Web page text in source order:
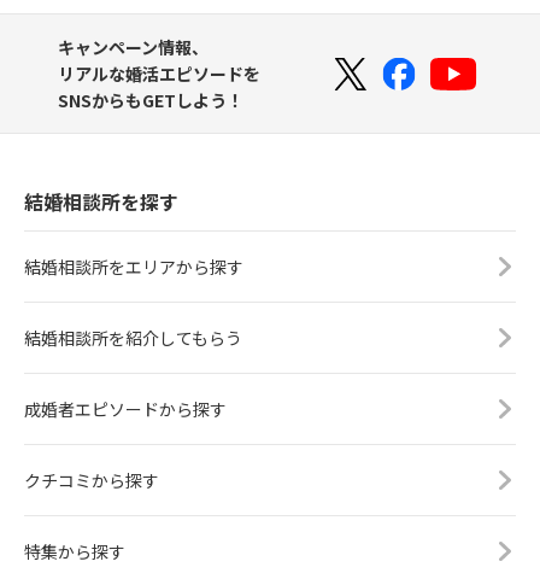
キャンペーン情報、
リアルな婚活エピソードを
SNSからもGETしよう！
結婚相談所を探す
結婚相談所をエリアから探す
結婚相談所を紹介してもらう
成婚者エピソードから探す
クチコミから探す
特集から探す